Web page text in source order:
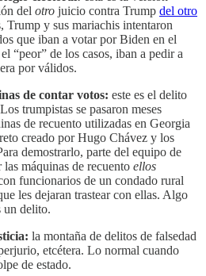
del otro juicio contra Trump del otro
Trump y sus mariachis intentaron
que iban a votar por Biden en el
“peor” de los casos, iban a pedir a
por válidos.
de contar votos: este es el delito
trumpistas se pasaron meses
de recuento utilizadas en Georgia
creado por Hugo Chávez y los
demostrarlo, parte del equipo de
máquinas de recuento ellos
funcionarios de un condado rural
les dejaran trastear con ellas. Algo
un delito.
la montaña de delitos de falsedad
etcétera. Lo normal cuando
de estado.